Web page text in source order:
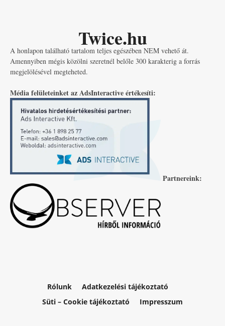
Twice.hu
A honlapon található tartalom teljes egészében NEM vehető át.
Amennyiben mégis közölni szeretnél belőle 300 karakterig a forrás
megjelölésével megteheted.
Média felületeinket az AdsInteractive értékesíti:
Partnereink:
Rólunk
Adatkezelési tájékoztató
Süti – Cookie tájékoztató
Impresszum